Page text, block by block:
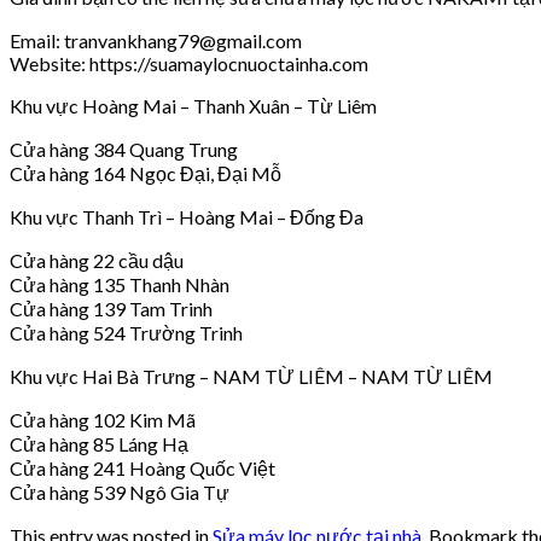
Email: tranvankhang79@gmail.com
Website: https://suamaylocnuoctainha.com
Khu vực Hoàng Mai – Thanh Xuân – Từ Liêm
Cửa hàng 384 Quang Trung
Cửa hàng 164 Ngọc Đại, Đại Mỗ
Khu vực Thanh Trì – Hoàng Mai – Đống Đa
Cửa hàng 22 cầu dậu
Cửa hàng 135 Thanh Nhàn
Cửa hàng 139 Tam Trinh
Cửa hàng 524 Trường Trinh
Khu vực Hai Bà Trưng – NAM TỪ LIÊM – NAM TỪ LIÊM
Cửa hàng 102 Kim Mã
Cửa hàng 85 Láng Hạ
Cửa hàng 241 Hoàng Quốc Việt
Cửa hàng 539 Ngô Gia Tự
This entry was posted inSửa máy lọc nước tại nhà . Bookmark